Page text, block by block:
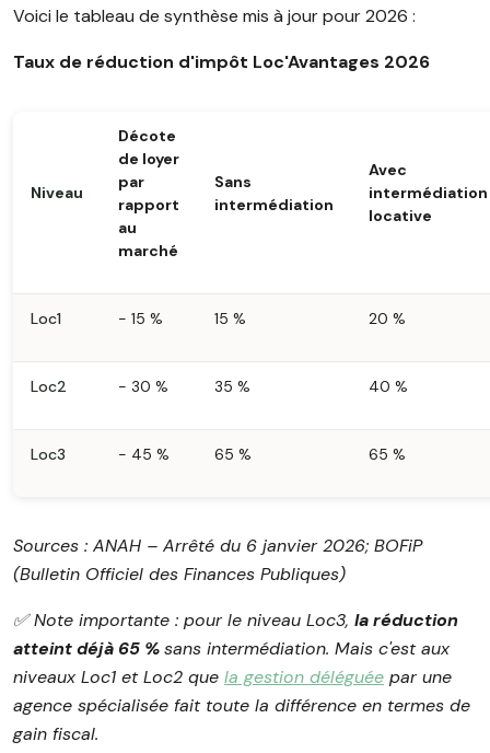
Voici le tableau de synthèse mis à jour pour 2026 :
Taux de réduction d'impôt Loc'Avantages 2026
Niveau
Décote
de loyer
par
rapport
au
marché
Sans
intermédiation
Avec
intermédiation
locative
Loc1 − 15 % 15 % 20 %
Loc2 − 30 % 35 % 40 %
Loc3 − 45 % 65 % 65 %
Sources : ANAH – Arrêté du 6 janvier 2026; BOFiP
(Bulletin Officiel des Finances Publiques)
✅️ Note importante : pour le niveau Loc3, la réduction
atteint déjà 65 %sans intermédiation. Mais c'est aux
niveaux Loc1 et Loc2 que la gestion déléguée par une
agence spécialisée fait toute la différence en termes de
gain fiscal.